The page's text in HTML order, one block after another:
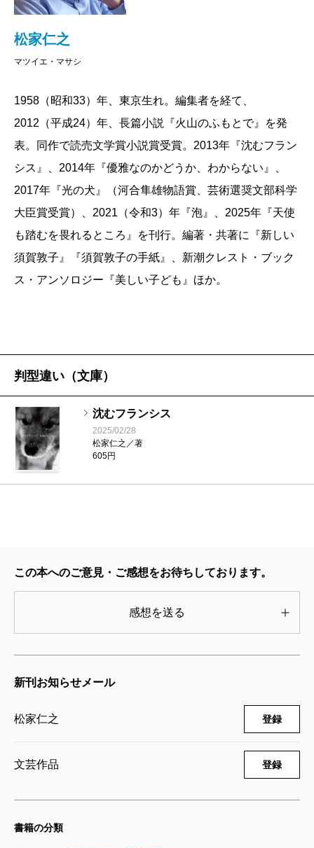
これはもう都会で生きる人の多くの頭をよぎる夢想
の実現で、決して見せびらかすようにではないが、ほ
とんど官能的と呼びたくなるような魅力をたたえて自
「安地内村は早くもすでに秋だった。赤や黄色に変っ
た葉の匂い、早朝に見る吐く息の白さは、生きること
よりも死ぬことを近しく感じさせる。冬に向かう秋
が、桂子は好きだった」
その桂子は「いい女」である。たぶん作者がこのよ
うな知性、感性、脅えと強さを持っている人を好きな
のだと思う。それを体現している都会の女が北国の小
さな村で一人暮しをはじめる。となれば、ここに「い
い男」が現われなければならない。それも作者がこれ
うでなければならない。
それから彼の熱中していることの一つがさらりと開
示される。招き入れられた和彦の室内には高度なオー
ディオ機器が納まり「女の趣味はひとつも見当たらな
い」。そこで和彦が傾注しているのは、趣味の一つの
極北というようなものなのである。といっても性愛に
の小説の楽しみである。行きずりの目ではない目があ
都会からは失われたものの一つかもしれない。
そう。それがこの作品をただの恋物語にさせない大
きな柱である。しかし、これも具体的にここであかさ
ない方がいいだろう。決して幻想とか異物というよう
なものではない。むしろとても具体的で、だがそのま
村に似合わない洗練された男女の恋は、いわばロマ
ンチシズムに流れて個人的閉鎖的に流れがちだが、こ
いきました。働く男のストレスは、待遇や肩書きであ
っけなく解消することがありそうですが、女性はあき
らかにもっと複雑です。男の悩みはあまり文学的では
――非正規雇用の郵便局員になったこの桂子という女
性は、村のすみずみを郵便配達車でまわるうち、川の
ほとりの木造家屋に暮らす和彦という男に出会いま
す。この男がなぜこんなところに住んでいるのか、最
初はわからない。この世にあるさまざまな音がここで
描かれ、和彦の複雑さを暗示します。
から右へ動く。スピーカーの向こうに世界があるよう
で、子ども心に驚いた。人間が世界とつながる方法は
が、いま思えばそういうことでしょうか。
――『火山のふもとで』では、建築物の描写が本当に
ルのレセプション……ありありとその場所と空間が立
ち上がってくるのに驚きました。
過ぎてしまう。人間の五官は、必要があって備わって
いるものです。あまり使わないでいると、忘れてしま
う。なまなましい感覚を言葉で表現できないか、最初
――出会った当初、正体不明だった和彦は、むろん高
等遊民などではなく、川べりのある施設の管理人をし
松家仁之
マツイエ・マサシ
1958（昭和33）年、東京生れ。編集者を経て、
2012（平成24）年、長篇小説『火山のふもとで』を発
表。同作で読売文学賞小説賞受賞。2013年『沈むフラン
シス』、2014年『優雅なのかどうか、わからない』、
2017年『光の犬』（河合隼雄物語賞、芸術選奨文部科学
大臣賞受賞）、2021（令和3）年『泡』、2025年『天使
も踏むを畏れるところ』を刊行。編著・共著に『新しい
須賀敦子』『須賀敦子の手紙』、新潮クレスト・ブック
ス・アンソロジー『美しい子ども』ほか。
判型違い（文庫）
沈むフランシス
2025/02/28
松家仁之／著
605円
この本へのご意見・ご感想をお待ちしております。
感想を送る
新刊お知らせメール
松家仁之 登録
文芸作品 登録
書籍の分類